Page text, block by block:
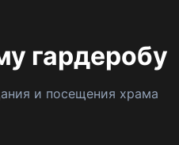
гардеробу
и посещения храма